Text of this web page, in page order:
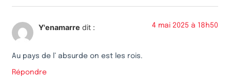
Y'enamarre dit : 4 mai 2025 à 18h50
Au pays de l’ absurde on est les rois.
Répondre